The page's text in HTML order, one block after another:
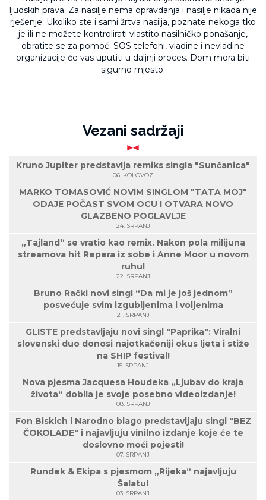
ljudskih prava. Za nasilje nema opravdanja i nasilje nikada nije
rješenje. Ukoliko ste i sami žrtva nasilja, poznate nekoga tko
je ili ne možete kontrolirati vlastito nasilničko ponašanje,
obratite se za pomoć. SOS telefoni, vladine i nevladine
organizacije će vas uputiti u daljnji proces. Dom mora biti
sigurno mjesto.
Vezani sadržaji
Kruno Jupiter predstavlja remiks singla "Sunčanica"
06. KOLOVOZ
MARKO TOMASOVIĆ NOVIM SINGLOM "TATA MOJ"
ODAJE POČAST SVOM OCU I OTVARA NOVO
GLAZBENO POGLAVLJE
24. SRPANJ
„Tajland“ se vratio kao remix. Nakon pola milijuna
streamova hit Repera iz sobe i Anne Moor u novom
ruhu!
22. SRPANJ
Bruno Rački novi singl “Da mi je još jednom”
posvećuje svim izgubljenima i voljenima
21. SRPANJ
GLISTE predstavljaju novi singl "Paprika": Viralni
slovenski duo donosi najotkačeniji okus ljeta i stiže
na SHIP festival!
15. SRPANJ
Nova pjesma Jacquesa Houdeka „Ljubav do kraja
života“ dobila je svoje posebno videoizdanje!
08. SRPANJ
Fon Biskich i Narodno blago predstavljaju singl "BEZ
ČOKOLADE" i najavljuju vinilno izdanje koje će te
doslovno moći pojesti!
07. SRPANJ
Rundek & Ekipa s pjesmom „Rijeka“ najavljuju
Šalatu!
03. SRPANJ